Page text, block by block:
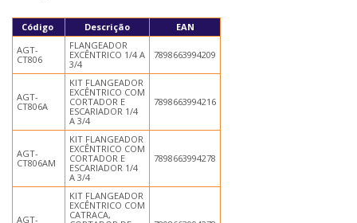
Código Descrição
EAN
AGT-
CT806
FLANGEADOR
EXCÊNTRICO 1/4 A
3/4
7898663994209
AGT-
CT806A
KIT FLANGEADOR
EXCÊNTRICO COM
CORTADOR E
ESCARIADOR 1/4
A 3/4
7898663994216
AGT-
CT806AM
KIT FLANGEADOR
EXCÊNTRICO COM
CORTADOR E
ESCARIADOR 1/4
A 3/4
7898663994278
AGT-
KIT FLANGEADOR
EXCÊNTRICO COM
CATRACA,